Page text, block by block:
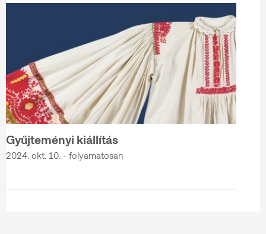
Gyűjteményi kiállítás
2024. okt. 10. - folyamatosan